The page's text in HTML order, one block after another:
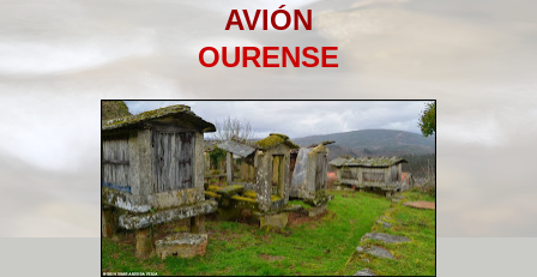
AVIÓN
OURENSE